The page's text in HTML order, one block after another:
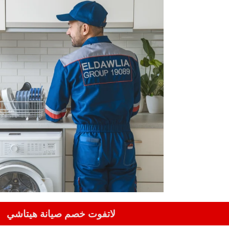
لاتفوت خصم صيانة هيتاشي